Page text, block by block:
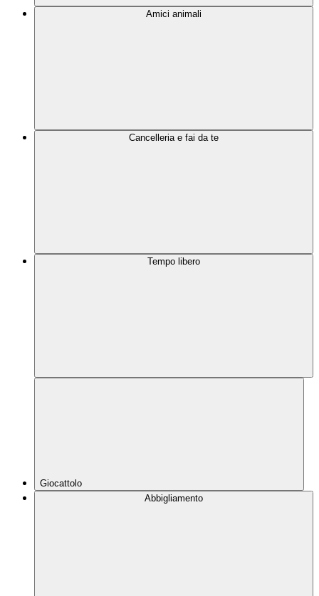
Amici animali
Cancelleria e fai da te
Tempo libero
Giocattolo
Abbigliamento